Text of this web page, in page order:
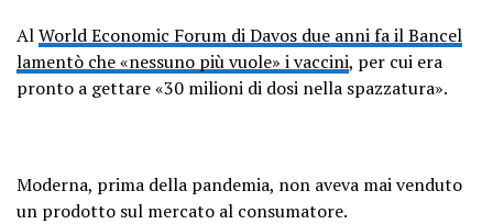
AlWorld Economic Forum di Davos due anni fa il Bancel
lamentò che «nessuno più vuole» i vaccini, per cui era
pronto a gettare «30 milioni di dosi nella spazzatura».
Moderna, prima della pandemia, non aveva mai venduto
un prodotto sul mercato al consumatore.